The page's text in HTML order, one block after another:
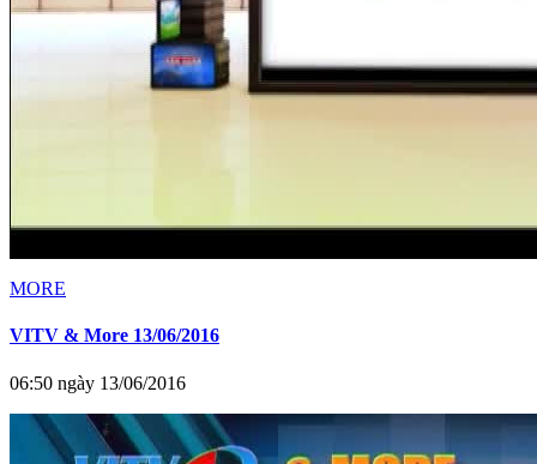
MORE
VITV & More 13/06/2016
06:50 ngày 13/06/2016